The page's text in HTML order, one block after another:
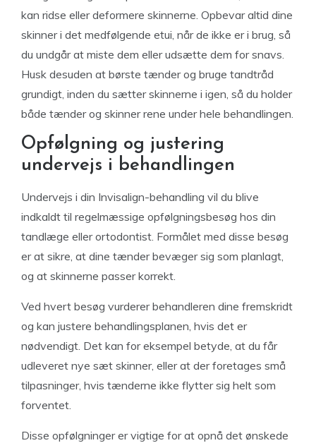
kan ridse eller deformere skinnerne. Opbevar altid dine
skinner i det medfølgende etui, når de ikke er i brug, så
du undgår at miste dem eller udsætte dem for snavs.
Husk desuden at børste tænder og bruge tandtråd
grundigt, inden du sætter skinnerne i igen, så du holder
både tænder og skinner rene under hele behandlingen.
Opfølgning og justering
undervejs i behandlingen
Undervejs i din Invisalign-behandling vil du blive
indkaldt til regelmæssige opfølgningsbesøg hos din
tandlæge eller ortodontist. Formålet med disse besøg
er at sikre, at dine tænder bevæger sig som planlagt,
og at skinnerne passer korrekt.
Ved hvert besøg vurderer behandleren dine fremskridt
og kan justere behandlingsplanen, hvis det er
nødvendigt. Det kan for eksempel betyde, at du får
udleveret nye sæt skinner, eller at der foretages små
tilpasninger, hvis tænderne ikke flytter sig helt som
forventet.
Disse opfølgninger er vigtige for at opnå det ønskede